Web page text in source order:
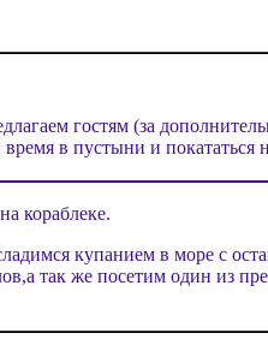
гостям (за
в пустыни и покататься
кораблеке.
купанием в море с
так же посетим один из